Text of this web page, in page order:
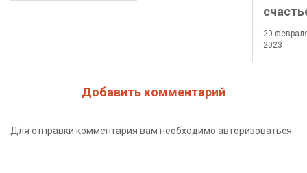
20
2023
Добавить комментарий
Для отправки комментария вам необходимо авторизоваться